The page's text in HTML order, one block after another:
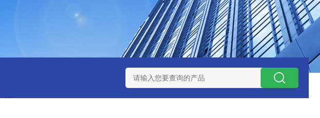
德国DI-SORIC传感器DCC 08 M 02 PSK-TSL 瑞典AQ液位开关RS34 意大利